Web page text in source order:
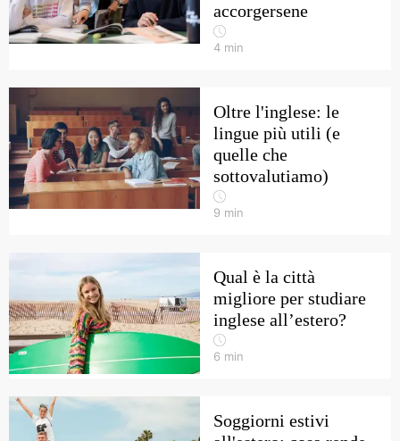
accorgersene
4 min
Oltre l'inglese: le
lingue più utili (e
quelle che
sottovalutiamo)
9 min
Qual è la città
migliore per studiare
inglese all’estero?
6 min
Soggiorni estivi